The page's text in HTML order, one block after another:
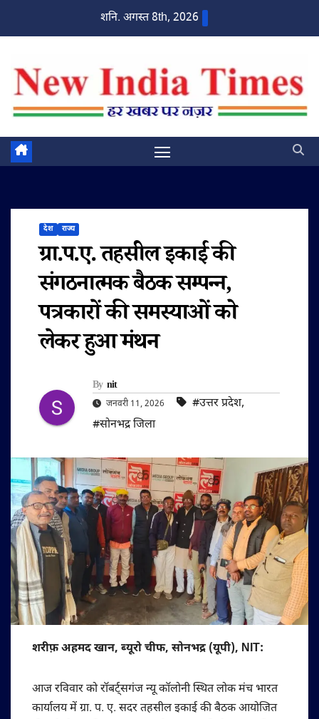
शनि. अगस्त 8th, 2026
देश राज्य
ग्रा.प.ए. तहसील इकाई की
संगठनात्मक बैठक सम्पन्न,
पत्रकारों की समस्याओं को
लेकर हुआ मंथन
By nit
जनवरी 11, 2026 #उत्तर प्रदेश,
#सोनभद्र जिला
शरीफ़ अहमद खान, ब्यूरो चीफ, सोनभद्र (यूपी), NIT:
आज रविवार को रॉबर्ट्सगंज न्यू कॉलोनी स्थित लोक मंच भारत
कार्यालय में ग्रा. प. ए. सदर तहसील इकाई की बैठक आयोजित